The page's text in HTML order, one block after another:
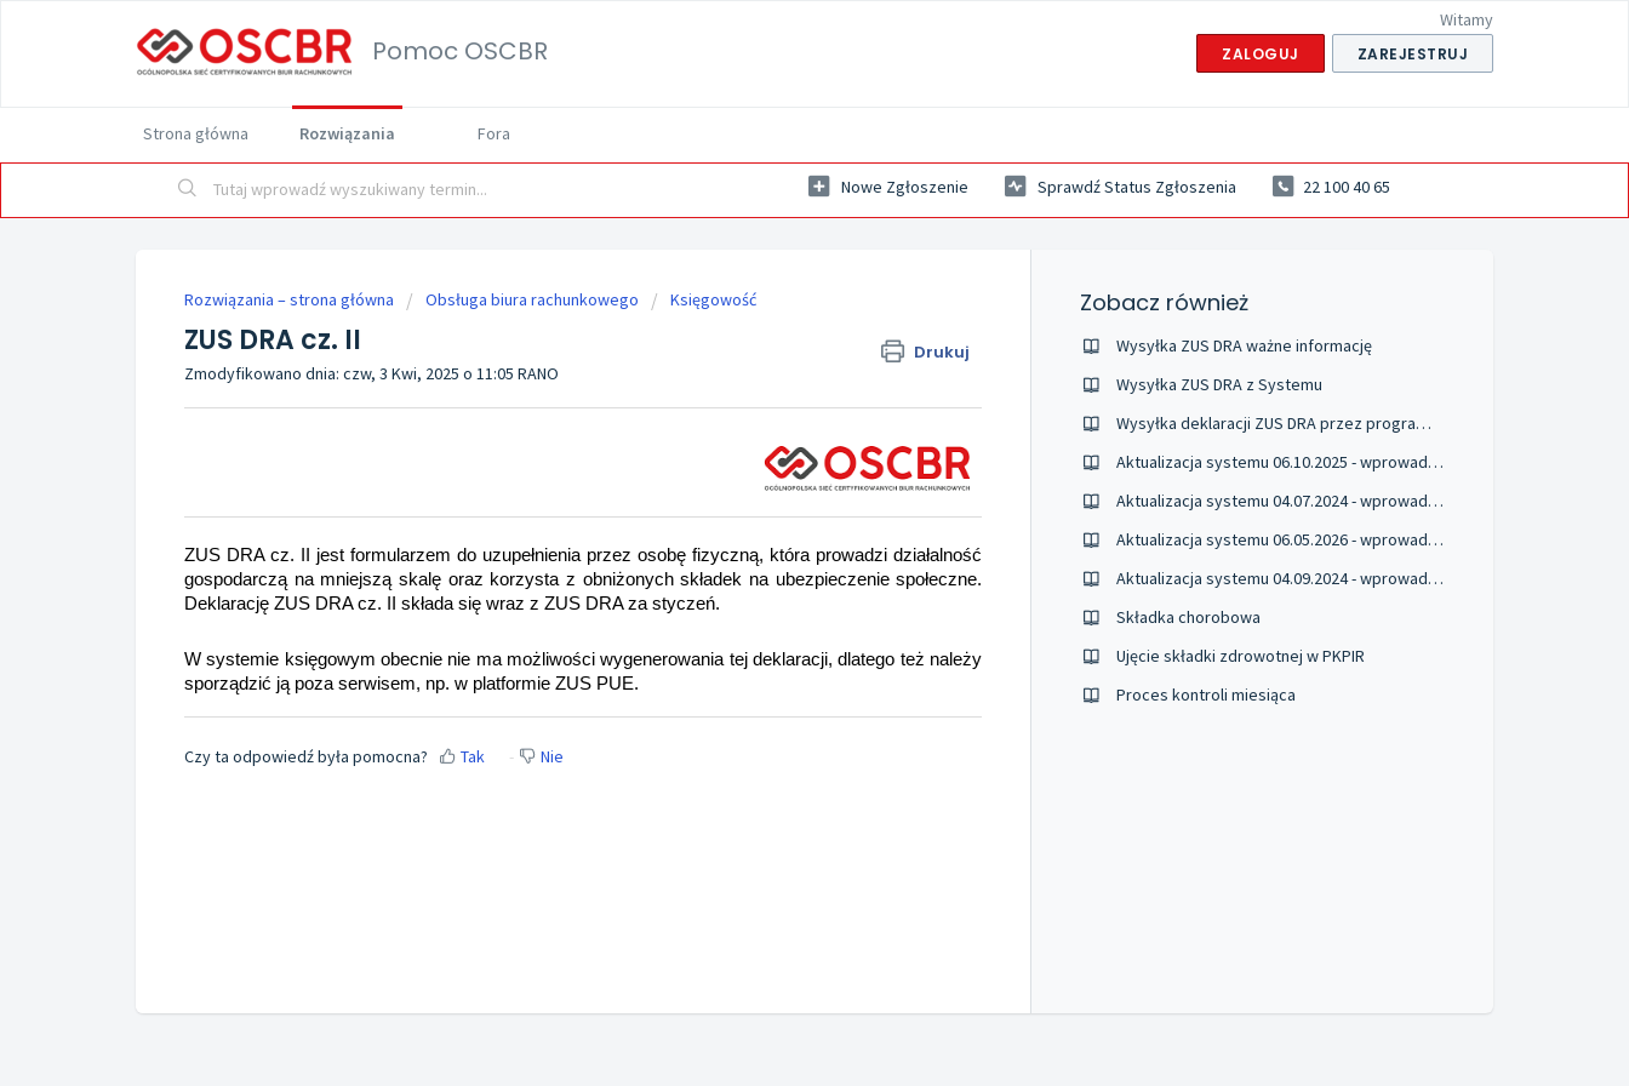
Pomoc OSCBR
Witamy
ZALOGUJ ZAREJESTRUJ
Strona główna Rozwiązania Fora
Nowe Zgłoszenie Sprawdź Status Zgłoszenia 22 100 40 65
Rozwiązania – strona główna Obsługa biura rachunkowego Księgowość
ZUS DRA cz. II Drukuj
Zmodyfikowano dnia: czw, 3 Kwi, 2025 o 11:05 RANO
ZUS DRA cz. II jest formularzem do uzupełnienia przez osobę fizyczną, która prowadzi działalność
gospodarczą na mniejszą skalę oraz korzysta z obniżonych składek na ubezpieczenie społeczne.
Deklarację ZUS DRA cz. II składa się wraz z ZUS DRA za styczeń.
W systemie księgowym obecnie nie ma możliwości wygenerowania tej deklaracji, dlatego też należy
sporządzić ją poza serwisem, np. w platformie ZUS PUE.
Czy ta odpowiedź była pomocna? Tak Nie
Zobacz również
Wysyłka ZUS DRA ważne informację
Wysyłka ZUS DRA z Systemu
Wysyłka deklaracji ZUS DRA przez program PŁATNIK
Aktualizacja systemu 06.10.2025 - wprowadzone zmiany
Aktualizacja systemu 04.07.2024 - wprowadzone zmiany
Aktualizacja systemu 06.05.2026 - wprowadzone zmiany
Aktualizacja systemu 04.09.2024 - wprowadzone zmiany
Składka chorobowa
Ujęcie składki zdrowotnej w PKPIR
Proces kontroli miesiąca